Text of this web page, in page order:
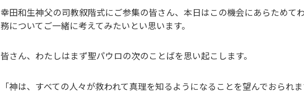
幸田和生神父の司教叙階式にご参集の皆さん、本日はこの機会にあらためて
務についてご一緒に考えてみたいとい思います。
皆さん、わたしはまず聖パウロの次のことばを思い起こします。
「神は、すべての人々が救われて真理を知るようになることを望んでおられ